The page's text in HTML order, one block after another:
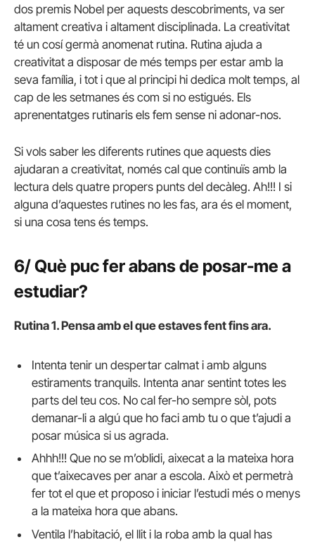
dos premis Nobel per aquests descobriments, va ser
altament creativa i altament disciplinada. La creativitat
té un cosí germà anomenat rutina. Rutina ajuda a
creativitat a disposar de més temps per estar amb la
seva família, i tot i que al principi hi dedica molt temps, al
cap de les setmanes és com si no estigués. Els
aprenentatges rutinaris els fem sense ni adonar-nos.
Si vols saber les diferents rutines que aquests dies
ajudaran a creativitat, només cal que continuïs amb la
lectura dels quatre propers punts del decàleg. Ah!!! I si
alguna d’aquestes rutines no les fas, ara és el moment,
si una cosa tens és temps.
6/ Què puc fer abans de posar-me a
estudiar?
Rutina 1. Pensa amb el que estaves fent fins ara.
Intenta tenir un despertar calmat i amb alguns
estiraments tranquils. Intenta anar sentint totes les
parts del teu cos. No cal fer-ho sempre sòl, pots
demanar-li a algú que ho faci amb tu o que t’ajudi a
posar música si us agrada.
Ahhh!!! Que no se m’oblidi, aixecat a la mateixa hora
que t’aixecaves per anar a escola. Això et permetrà
fer tot el que et proposo i iniciar l’estudi més o menys
a la mateixa hora que abans.
Ventila l’habitació, el llit i la roba amb la qual has